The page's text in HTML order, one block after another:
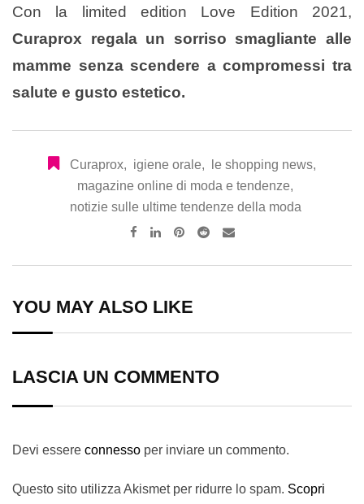
Con la limited edition Love Edition 2021,
Curaprox regala un sorriso smagliante alle
mamme senza scendere a compromessi tra
salute e gusto estetico.
Curaprox, igiene orale, le shopping news,
magazine online di moda e tendenze,
notizie sulle ultime tendenze della moda
Pinterest
RedditShare
YOU MAY ALSO LIKE
LASCIA UN COMMENTO
Devi essere connesso per inviare un commento.
Questo sito utilizza Akismet per ridurre lo spam. Scopri